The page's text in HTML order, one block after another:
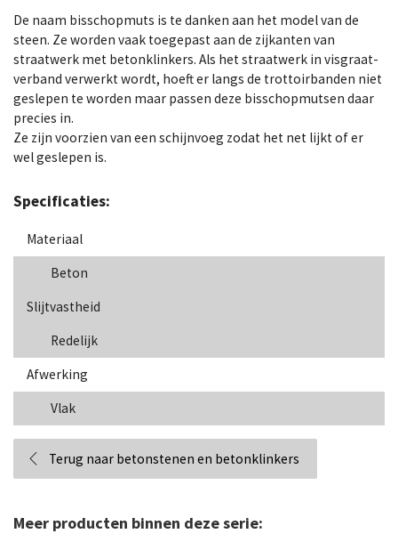
De naam bisschopmuts is te danken aan het model van de
steen. Ze worden vaak toegepast aan de zijkanten van
straatwerk met betonklinkers. Als het straatwerk in visgraat-
verband verwerkt wordt, hoeft er langs de trottoirbanden niet
geslepen te worden maar passen deze bisschopmutsen daar
precies in.
Ze zijn voorzien van een schijnvoeg zodat het net lijkt of er
wel geslepen is.
Specificaties:
Materiaal
Beton
Slijtvastheid
Redelijk
Afwerking
Vlak
Terug naar betonstenen en betonklinkers
Meer producten binnen deze serie: